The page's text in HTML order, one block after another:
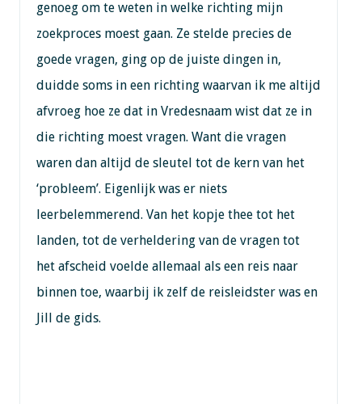
genoeg om te weten in welke richting mijn
zoekproces moest gaan. Ze stelde precies de
goede vragen, ging op de juiste dingen in,
duidde soms in een richting waarvan ik me altijd
afvroeg hoe ze dat in Vredesnaam wist dat ze in
die richting moest vragen. Want die vragen
waren dan altijd de sleutel tot de kern van het
‘probleem’. Eigenlijk was er niets
leerbelemmerend. Van het kopje thee tot het
landen, tot de verheldering van de vragen tot
het afscheid voelde allemaal als een reis naar
binnen toe, waarbij ik zelf de reisleidster was en
Jill de gids.